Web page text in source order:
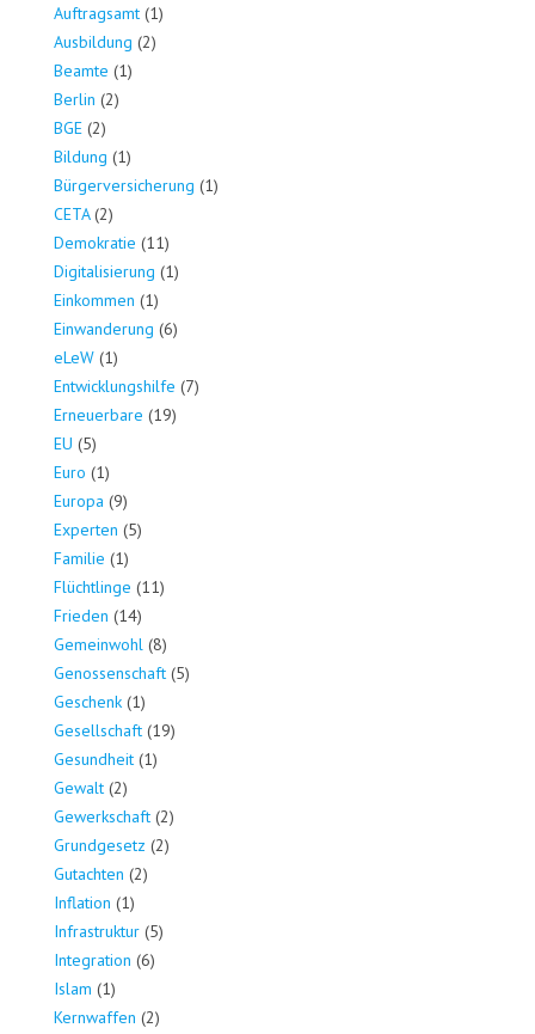
Auftragsamt (1)
Ausbildung (2)
Beamte (1)
Berlin (2)
BGE (2)
Bildung (1)
Bürgerversicherung (1)
CETA(2)
Demokratie (11)
Digitalisierung (1)
Einkommen (1)
Einwanderung (6)
eLeW (1)
Entwicklungshilfe (7)
Erneuerbare (19)
EU (5)
Euro (1)
Europa (9)
Experten (5)
Familie (1)
Flüchtlinge (11)
Frieden (14)
Gemeinwohl (8)
Genossenschaft (5)
Geschenk (1)
Gesellschaft (19)
Gesundheit (1)
Gewalt (2)
Gewerkschaft (2)
Grundgesetz (2)
Gutachten (2)
Inflation (1)
Infrastruktur (5)
Integration (6)
Islam (1)
Kernwaffen (2)